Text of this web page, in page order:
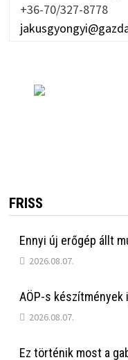
+36-70/327-8778
FRISS
Ennyi új erőgép állt
2026.08.07.
AÖP-s készítmények
2026.08.07.
Ez történik most a